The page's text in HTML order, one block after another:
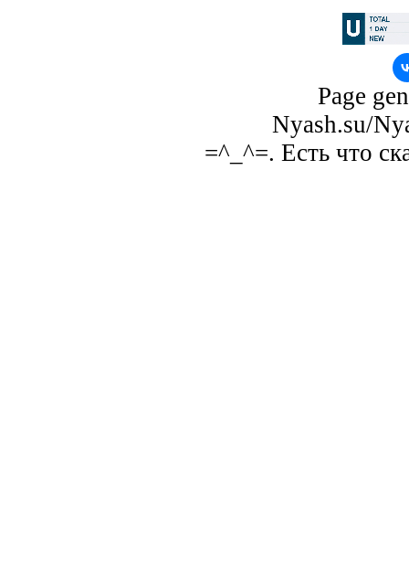
Page
Nyash.su/
=^_^=. Есть что